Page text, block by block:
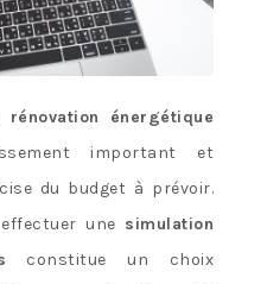
rénovation énergétique
important et
du budget à prévoir.
une simulation
constitue un choix